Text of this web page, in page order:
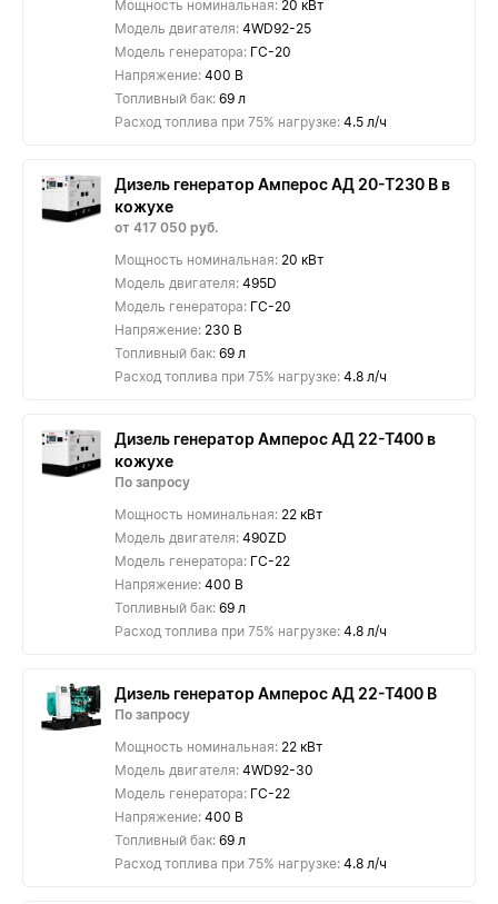
Мощность номинальная: 20 кВт
Модель двигателя: 4WD92-25
Модель генератора: ГС-20
Напряжение: 400 В
Топливный бак: 69 л
Расход топлива при 75% нагрузке: 4.5 л/ч
Дизель генератор Амперос АД 20-Т230 B в
кожухе
от 417 050 руб.
Мощность номинальная: 20 кВт
Модель двигателя: 495D
Модель генератора: ГС-20
Напряжение: 230 В
Топливный бак: 69 л
Расход топлива при 75% нагрузке: 4.8 л/ч
Дизель генератор Амперос АД 22-Т400 в
кожухе
По запросу
Мощность номинальная: 22 кВт
Модель двигателя: 490ZD
Модель генератора: ГС-22
Напряжение: 400 В
Топливный бак: 69 л
Расход топлива при 75% нагрузке: 4.8 л/ч
Дизель генератор Амперос АД 22-Т400 B
По запросу
Мощность номинальная: 22 кВт
Модель двигателя: 4WD92-30
Модель генератора: ГС-22
Напряжение: 400 В
Топливный бак: 69 л
Расход топлива при 75% нагрузке: 4.8 л/ч